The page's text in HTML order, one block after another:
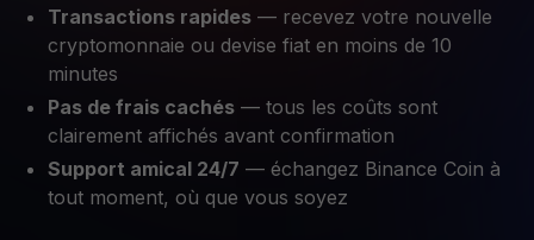
Transactions rapides — recevez votre nouvelle
cryptomonnaie ou devise fiat en moins de 10
minutes
Pas de frais cachés — tous les coûts sont
clairement affichés avant confirmation
Support amical 24/7 — échangez Binance Coin à
tout moment, où que vous soyez